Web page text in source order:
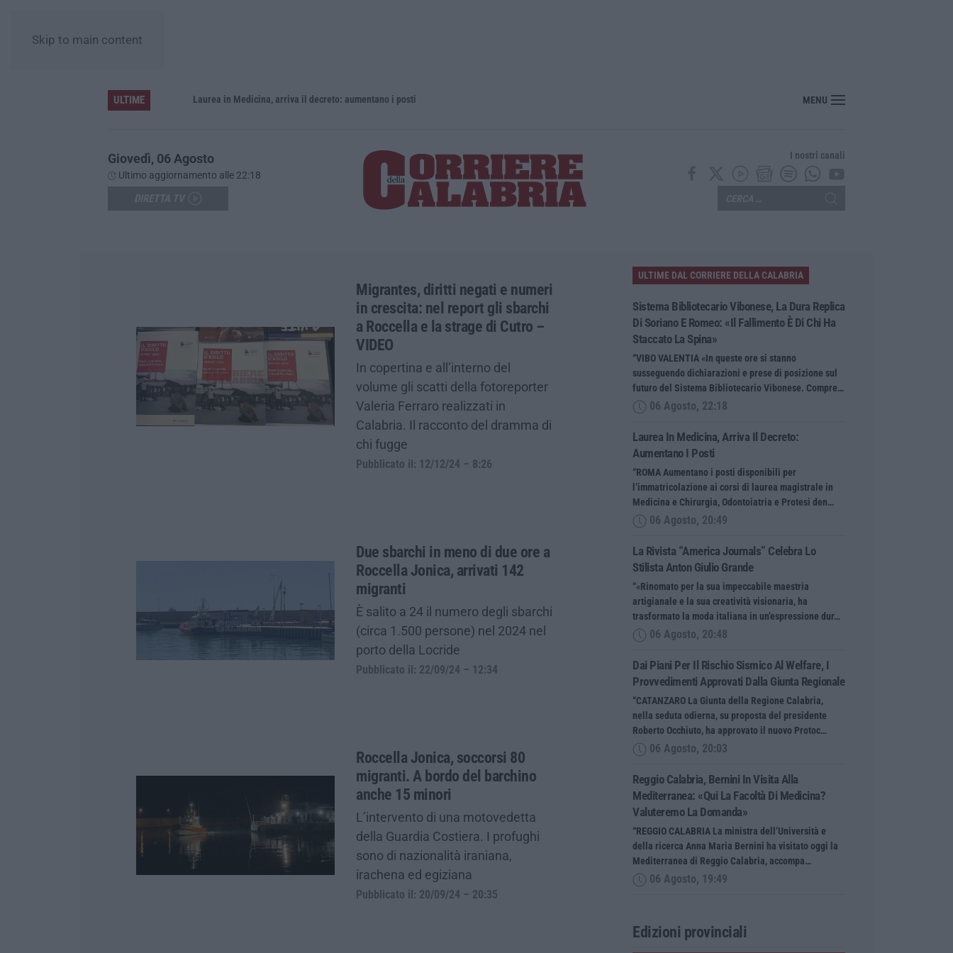
Skip to main content
ULTIME
Sistema bibliotecario vibonese, la dura replica di Soriano e Romeo: «Il fallimento è di chi ha staccato la spina» Laurea in Medicina, arriva il decreto: aumentano i posti La rivista “America Journals” celebra lo stilista Anton Giulio Grande
MENU
Giovedì, 06 Agosto
Ultimo aggiornamento alle 22:18
I nostri canali
Migrantes, diritti negati e numeri
in crescita: nel report gli sbarchi
a Roccella e la strage di Cutro –
VIDEO
In copertina e all’interno del
volume gli scatti della fotoreporter
Valeria Ferraro realizzati in
Calabria. Il racconto del dramma di
chi fugge
Pubblicato il: 12/12/24 – 8:26
Due sbarchi in meno di due ore a
Roccella Jonica, arrivati 142
migranti
È salito a 24 il numero degli sbarchi
(circa 1.500 persone) nel 2024 nel
porto della Locride
Pubblicato il: 22/09/24 – 12:34
Roccella Jonica, soccorsi 80
migranti. A bordo del barchino
anche 15 minori
L’intervento di una motovedetta
della Guardia Costiera. I profughi
sono di nazionalità iraniana,
irachena ed egiziana
Pubblicato il: 20/09/24 – 20:35
ULTIME DAL CORRIERE DELLA CALABRIA
Sistema Bibliotecario Vibonese, La Dura Replica
Di Soriano E Romeo: «Il Fallimento È Di Chi Ha
Staccato La Spina»
“VIBO VALENTIA «In queste ore si stanno
susseguendo dichiarazioni e prese di posizione sul
futuro del Sistema Bibliotecario Vibonese. Compre…
06 Agosto, 22:18
Laurea In Medicina, Arriva Il Decreto:
Aumentano I Posti
“ROMA Aumentano i posti disponibili per
l’immatricolazione ai corsi di laurea magistrale in
Medicina e Chirurgia, Odontoiatria e Protesi den…
06 Agosto, 20:49
La Rivista “America Journals” Celebra Lo
Stilista Anton Giulio Grande
“«Rinomato per la sua impeccabile maestria
artigianale e la sua creatività visionaria, ha
trasformato la moda italiana in un’espressione dur…
06 Agosto, 20:48
Dai Piani Per Il Rischio Sismico Al Welfare, I
Provvedimenti Approvati Dalla Giunta Regionale
“CATANZARO La Giunta della Regione Calabria,
nella seduta odierna, su proposta del presidente
Roberto Occhiuto, ha approvato il nuovo Protoc…
06 Agosto, 20:03
Reggio Calabria, Bernini In Visita Alla
Mediterranea: «Qui La Facoltà Di Medicina?
Valuteremo La Domanda»
“REGGIO CALABRIA La ministra dell’Università e
della ricerca Anna Maria Bernini ha visitato oggi la
Mediterranea di Reggio Calabria, accompa…
06 Agosto, 19:49
Edizioni provinciali